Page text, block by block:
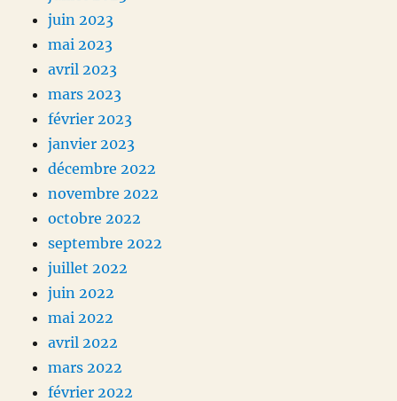
juin 2023
mai 2023
avril 2023
mars 2023
février 2023
janvier 2023
décembre 2022
novembre 2022
octobre 2022
septembre 2022
juillet 2022
juin 2022
mai 2022
avril 2022
mars 2022
février 2022